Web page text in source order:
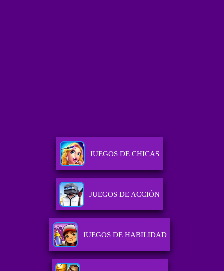
JUEGOS DE CHICAS
JUEGOS DE ACCIÓN
JUEGOS DE HABILIDAD